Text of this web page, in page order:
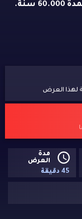
بتناسخه من أجل حياتها ، انتظرها لمدة 60.000 سنة.
العرض
مدة
العرض
45 دقيقة